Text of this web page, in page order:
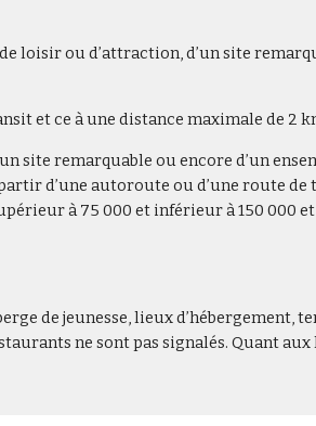
ou d’attraction, d’un site
et ce à une distance maximale de 2
site remarquable ou encore d’un
d’une autoroute ou d’une route
à 75 000 et inférieur à 150
de jeunesse, lieux d’hébergement,
ne sont pas signalés. Quant